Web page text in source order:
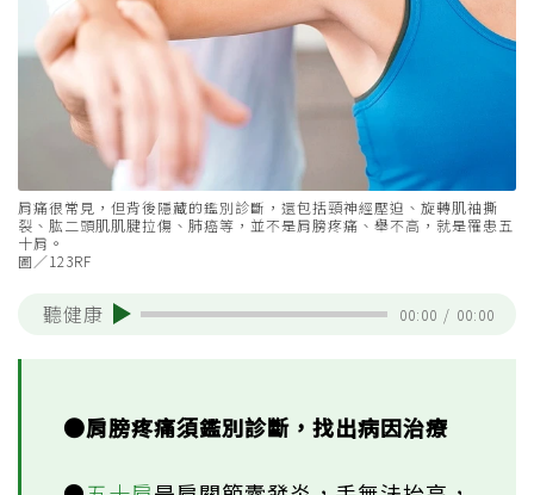
肩痛很常見，但背後隱藏的鑑別診斷，還包括頸神經壓迫、旋轉肌袖撕
裂、肱二頭肌肌腱拉傷、肺癌等，並不是肩膀疼痛、舉不高，就是罹患五
十肩。
圖／123RF
聽健康 00:00 / 00:00
●肩膀疼痛須鑑別診斷，找出病因治療